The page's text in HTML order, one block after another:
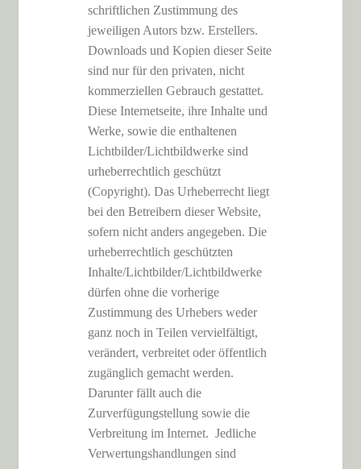
schriftlichen Zustimmung des
jeweiligen Autors bzw. Erstellers.
Downloads und Kopien dieser Seite
sind nur für den privaten, nicht
kommerziellen Gebrauch gestattet.
Diese Internetseite, ihre Inhalte und
Werke, sowie die enthaltenen
Lichtbilder/Lichtbildwerke sind
urheberrechtlich geschützt
(Copyright). Das Urheberrecht liegt
bei den Betreibern dieser Website,
sofern nicht anders angegeben. Die
urheberrechtlich geschützten
Inhalte/Lichtbilder/Lichtbildwerke
dürfen ohne die vorherige
Zustimmung des Urhebers weder
ganz noch in Teilen vervielfältigt,
verändert, verbreitet oder öffentlich
zugänglich gemacht werden.
Darunter fällt auch die
Zurverfügungstellung sowie die
Verbreitung im Internet. Jedliche
Verwertungshandlungen sind